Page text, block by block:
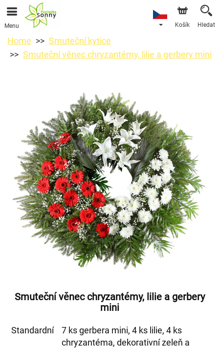
Menu Košík Hledat
Home
Smuteční kytice
Smuteční věnec chryzantémy, lilie a gerbery mini
Smuteční věnec chryzantémy, lilie a gerbery
mini
Standardní
7 ks gerbera mini, 4 ks lilie, 4 ks
chryzantéma, dekorativní zeleň a